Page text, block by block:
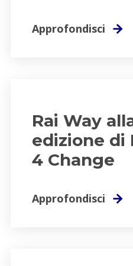
Approfondisci
Rai Way
edizione di
4 Change
Approfondisci